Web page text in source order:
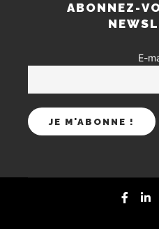
ABONNEZ-
E-